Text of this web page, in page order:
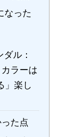
った
ル：
ラーは
」楽し
た点